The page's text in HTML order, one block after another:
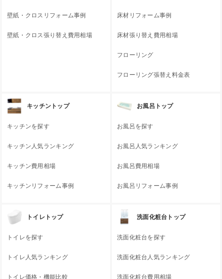
壁紙・クロスリフォーム事例
壁紙・クロス張り替え費用相場
床材リフォーム事例
床材張り替え費用相場
フローリング
フローリング張替え料金表
キッチントップ
キッチンを探す
キッチン人気ランキング
キッチン費用相場
キッチンリフォーム事例
お風呂トップ
お風呂を探す
お風呂人気ランキング
お風呂費用相場
お風呂リフォーム事例
トイレトップ
トイレを探す
トイレ人気ランキング
トイレ価格・機能比較
洗面化粧台トップ
洗面化粧台を探す
洗面化粧台人気ランキング
洗面化粧台費用相場